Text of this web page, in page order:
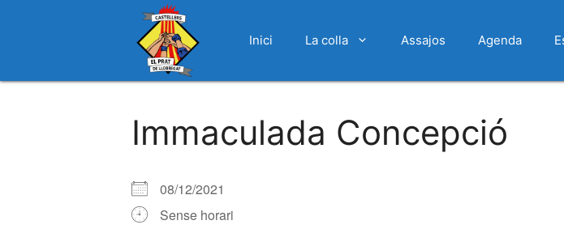
Inici La colla Assajos Agenda
Immaculada Concepció
08/12/2021
Sense horari